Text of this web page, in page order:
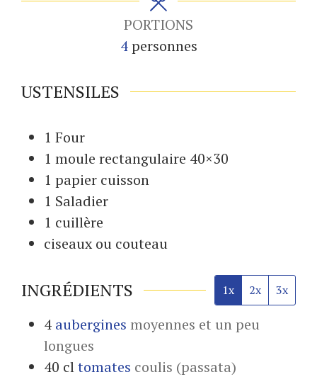
PORTIONS
4 personnes
USTENSILES
1 Four
1 moule rectangulaire 40×30
1 papier cuisson
1 Saladier
1 cuillère
ciseaux ou couteau
INGRÉDIENTS 1x 2x 3x
4 aubergines moyennes et un peu
longues
40 cltomates coulis (passata)